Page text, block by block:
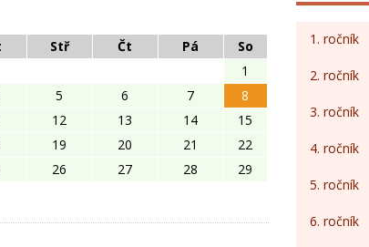
Stř Čt Pá
So
1
5 6 7
8
12 13 14
15
19 20 21
22
26 27 28
29
1. ročník
2. ročník
3. ročník
4. ročník
5. ročník
6. ročník